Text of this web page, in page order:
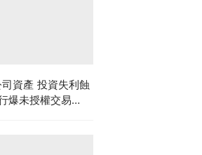
資產 投資失利蝕
爆未授權交易風